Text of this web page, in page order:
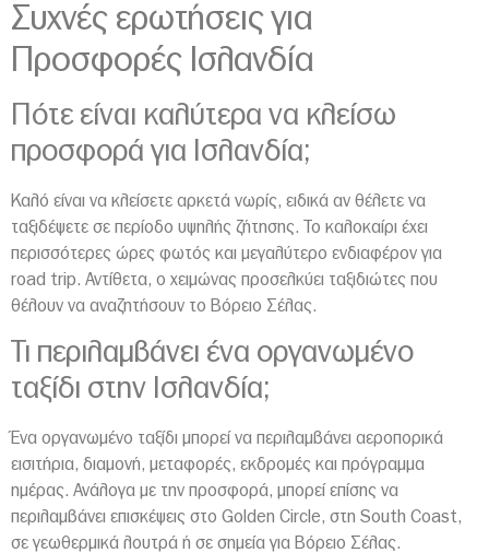
Συχνές ερωτήσεις για
Προσφορές Ισλανδία
Πότε είναι καλύτερα να κλείσω
προσφορά για Ισλανδία;
Καλό είναι να κλείσετε αρκετά νωρίς, ειδικά αν θέλετε να
ταξιδέψετε σε περίοδο υψηλής ζήτησης. Το καλοκαίρι έχει
περισσότερες ώρες φωτός και μεγαλύτερο ενδιαφέρον για
road trip. Αντίθετα, ο χειμώνας προσελκύει ταξιδιώτες που
θέλουν να αναζητήσουν το Βόρειο Σέλας.
Τι περιλαμβάνει ένα οργανωμένο
ταξίδι στην Ισλανδία;
Ένα οργανωμένο ταξίδι μπορεί να περιλαμβάνει αεροπορικά
εισιτήρια, διαμονή, μεταφορές, εκδρομές και πρόγραμμα
ημέρας. Ανάλογα με την προσφορά, μπορεί επίσης να
περιλαμβάνει επισκέψεις στο Golden Circle, στη South Coast,
σε γεωθερμικά λουτρά ή σε σημεία για Βόρειο Σέλας.